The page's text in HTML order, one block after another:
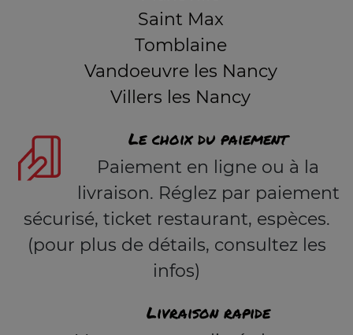
Saint Max
Tomblaine
Vandoeuvre les Nancy
Villers les Nancy
Le choix du paiement
Paiement en ligne ou à la
livraison. Réglez par paiement
sécurisé, ticket restaurant, espèces.
(pour plus de détails, consultez les
infos)
Livraison rapide